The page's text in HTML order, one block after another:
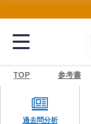
TOP 参考書
過去問分析